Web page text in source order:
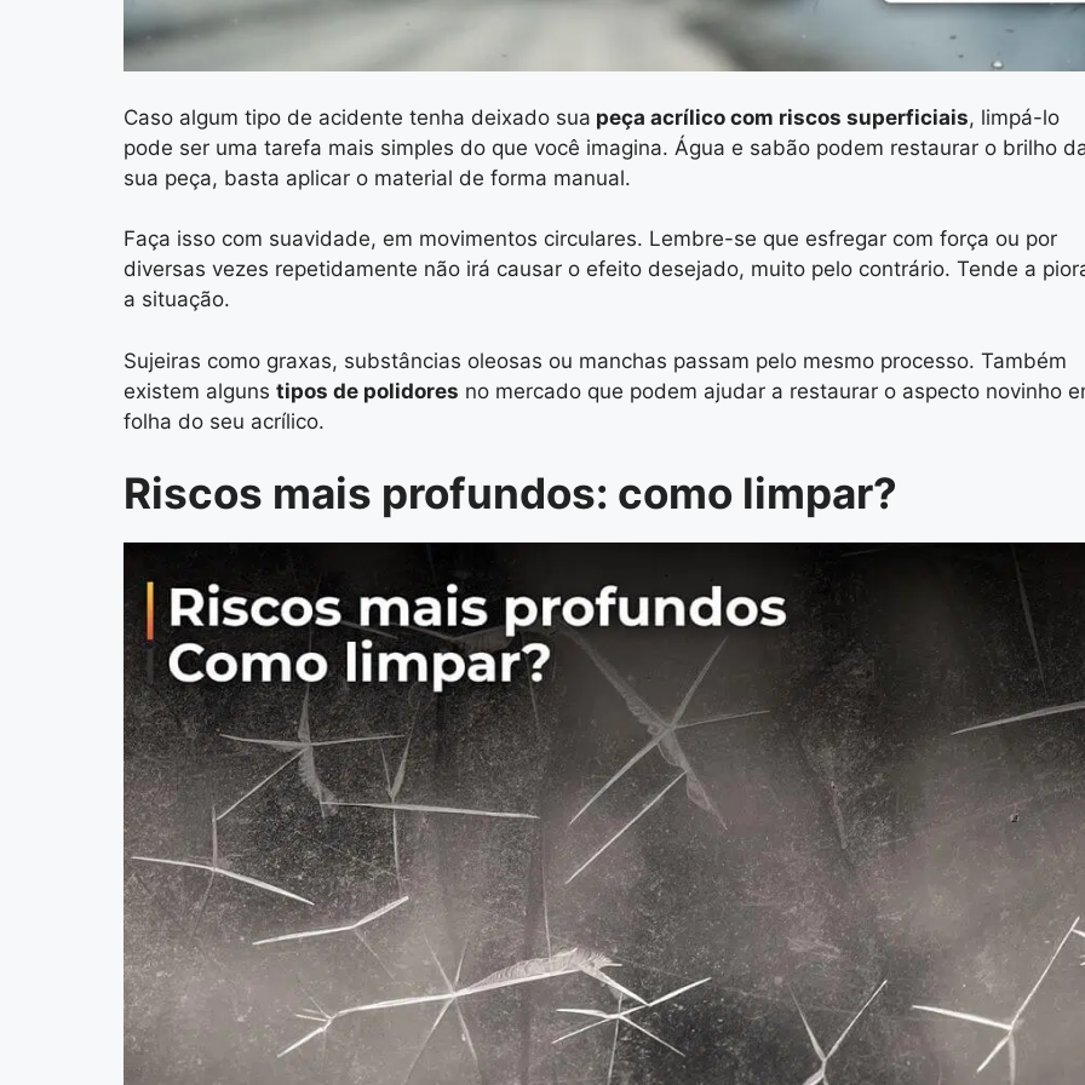
Caso algum tipo de acidente tenha deixado sua peça acrílico com riscos superficiais, limpá-lo
pode ser uma tarefa mais simples do que você imagina. Água e sabão podem restaurar o brilho
sua peça, basta aplicar o material de forma manual.
Faça isso com suavidade, em movimentos circulares. Lembre-se que esfregar com força ou por
diversas vezes repetidamente não irá causar o efeito desejado, muito pelo contrário. Tende a
a situação.
Sujeiras como graxas, substâncias oleosas ou manchas passam pelo mesmo processo. Também
existem alguns tipos de polidores no mercado que podem ajudar a restaurar o aspecto novinho
folha do seu acrílico.
Riscos mais profundos: como limpar?